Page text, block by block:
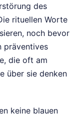
des
rituellen Worte
noch bevor
präventives
die oft am
über sie denken
keine blauen